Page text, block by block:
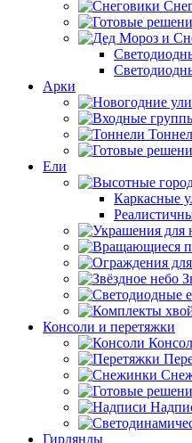
Арки
Ели
Каркасные
Консоли и перетяжки
Гирлянды